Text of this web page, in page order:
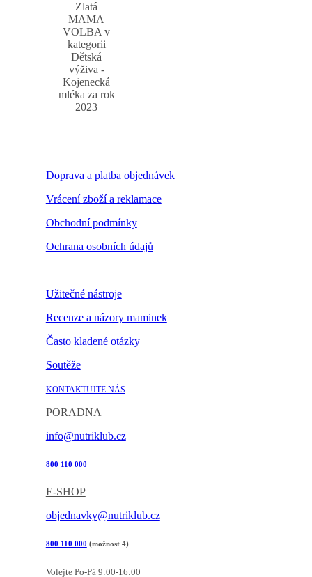
Zlatá
MAMA
VOLBA v
kategorii
Dětská
výživa -
Kojenecká
mléka za rok
2023
Doprava a platba objednávek
Vrácení zboží a reklamace
Obchodní podmínky
Ochrana osobních údajů
Užitečné nástroje
Recenze a názory maminek
Často kladené otázky
Soutěže
KONTAKTUJTE NÁS
PORADNA
info@nutriklub.cz
800 110 000
E-SHOP
objednavky@nutriklub.cz
800 110 000 (možnost 4)
Volejte Po-Pá 9:00-16:00